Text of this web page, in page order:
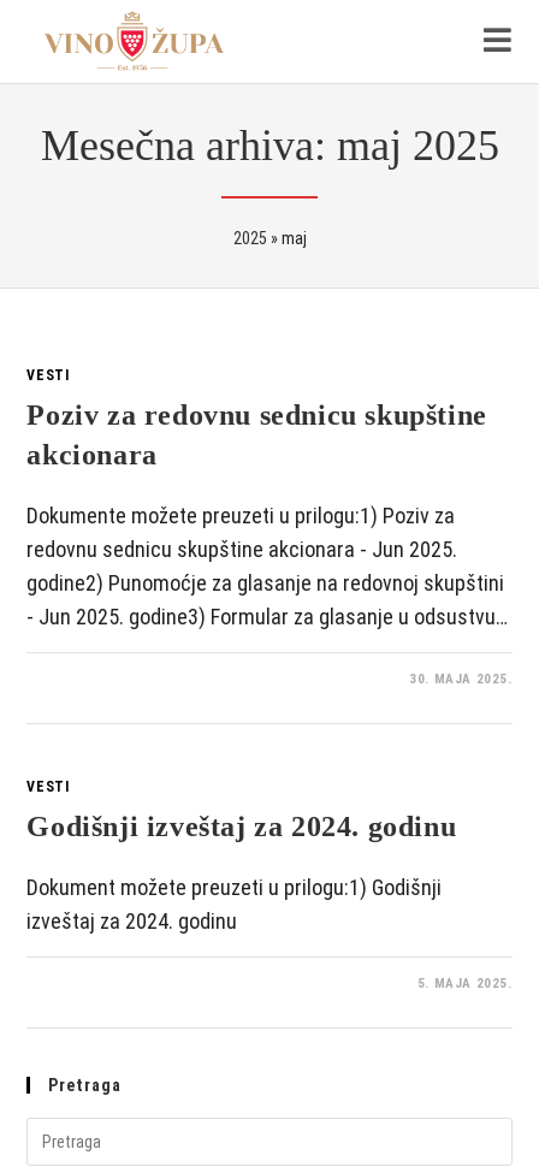
Mesečna arhiva: maj 2025
2025 »maj
VESTI
Poziv za redovnu sednicu skupštine
akcionara
Dokumente možete preuzeti u prilogu:1) Poziv za
redovnu sednicu skupštine akcionara - Jun 2025.
godine2) Punomoćje za glasanje na redovnoj skupštini
- Jun 2025. godine3) Formular za glasanje u odsustvu…
30. MAJA 2025.
VESTI
Godišnji izveštaj za 2024. godinu
Dokument možete preuzeti u prilogu:1) Godišnji
izveštaj za 2024. godinu
5. MAJA 2025.
Pretraga